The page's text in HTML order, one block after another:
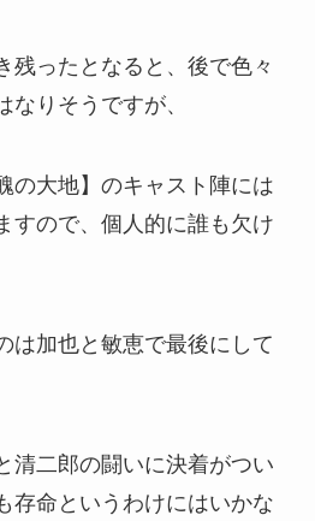
残ったとなると、後で色々
なりそうですが、
の大地】のキャスト陣には
すので、個人的に誰も欠け
は加也と敏恵で最後にして
清二郎の闘いに決着がつい
存命というわけにはいかな